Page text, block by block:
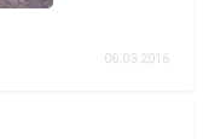
06.03.2016